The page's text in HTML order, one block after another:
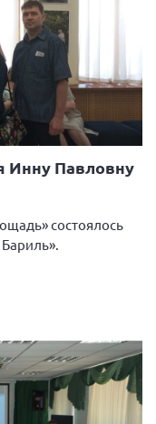
(26-
Инну Павловну
состоялось